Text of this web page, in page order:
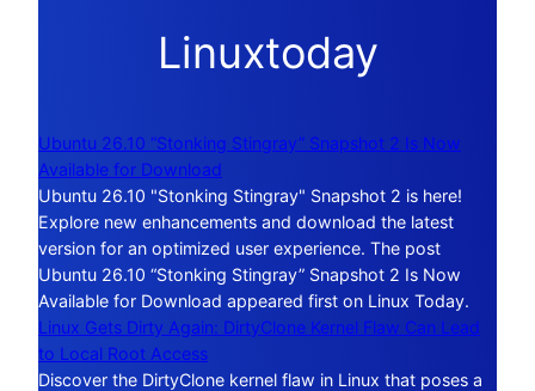
Linuxtoday
Ubuntu 26.10 “Stonking Stingray” Snapshot 2 Is Now
Available for Download
Ubuntu 26.10 "Stonking Stingray" Snapshot 2 is here!
Explore new enhancements and download the latest
version for an optimized user experience. The post
Ubuntu 26.10 “Stonking Stingray” Snapshot 2 Is Now
Available for Download appeared first on Linux Today.
Linux Gets Dirty Again: DirtyClone Kernel Flaw Can Lead
to Local Root Access
Discover the DirtyClone kernel flaw in Linux that poses a